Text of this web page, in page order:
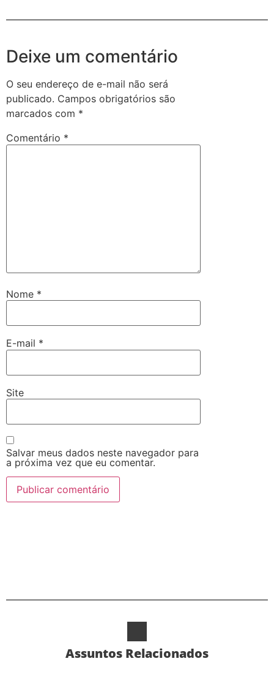
Deixe um comentário
O seu endereço de e-mail não será
publicado. Campos obrigatórios são
marcados com *
Comentário *
Nome *
E-mail *
Site
Salvar meus dados neste navegador para
a próxima vez que eu comentar.
Assuntos Relacionados